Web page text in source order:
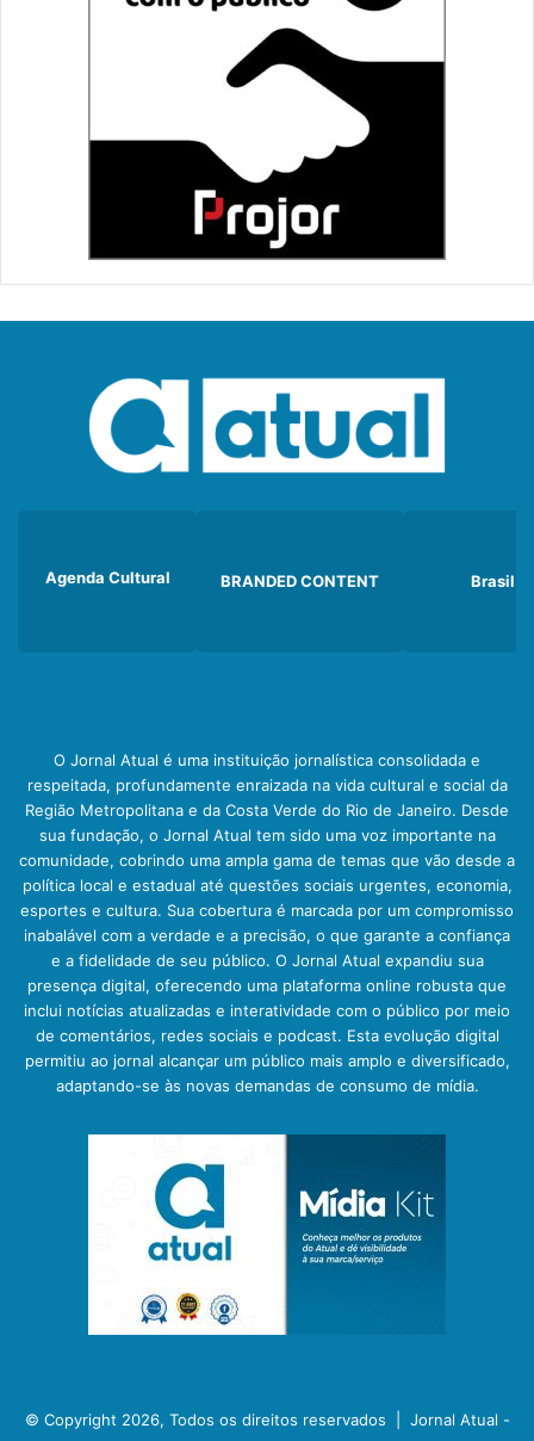
Agenda Cultural BRANDED CONTENT Brasil
O Jornal Atual é uma instituição jornalística consolidada e
respeitada, profundamente enraizada na vida cultural e social da
Região Metropolitana e da Costa Verde do Rio de Janeiro. Desde
sua fundação, o Jornal Atual tem sido uma voz importante na
comunidade, cobrindo uma ampla gama de temas que vão desde a
política local e estadual até questões sociais urgentes, economia,
esportes e cultura. Sua cobertura é marcada por um compromisso
inabalável com a verdade e a precisão, o que garante a confiança
e a fidelidade de seu público. O Jornal Atual expandiu sua
presença digital, oferecendo uma plataforma online robusta que
inclui notícias atualizadas e interatividade com o público por meio
de comentários, redes sociais e podcast. Esta evolução digital
permitiu ao jornal alcançar um público mais amplo e diversificado,
adaptando-se às novas demandas de consumo de mídia.
© Copyright 2026, Todos os direitos reservados | Jornal Atual -